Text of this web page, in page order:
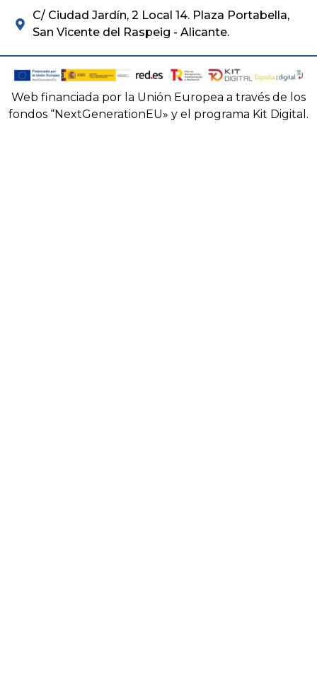
C/ Ciudad Jardín, 2 Local 14. Plaza Portabella,
San Vicente del Raspeig - Alicante.
Web financiada por la Unión Europea a través de los
fondos “NextGenerationEU» y el programa Kit Digital.